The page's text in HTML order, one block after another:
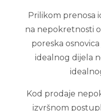
Prilikom prenosa
na nepokretnosti
poreska
idealnog dijela
Kod prodaje
izvršnom